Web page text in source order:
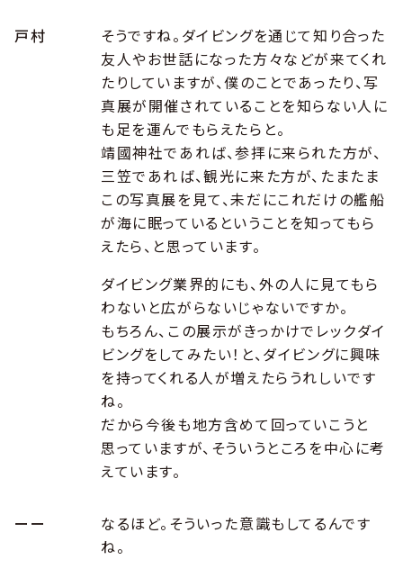
戸村
そうですね。ダイビングを通じて知り合った
友人やお世話になった方々などが来てくれ
たりしていますが、僕のことであったり、写
真展が開催されていることを知らない人に
も足を運んでもらえたらと。
靖國神社であれば、参拝に来られた方が、
三笠であれば、観光に来た方が、たまたま
この写真展を見て、未だにこれだけの艦船
が海に眠っているということを知ってもら
えたら、と思っています。
ダイビング業界的にも、外の人に見てもら
わないと広がらないじゃないですか。
もちろん、この展示がきっかけでレックダイ
ビングをしてみたい！と、ダイビングに興味
を持ってくれる人が増えたらうれしいです
ね。
だから今後も地方含めて回っていこうと
思っていますが、そういうところを中心に考
えています。
ーー
なるほど。そういった意識もしてるんです
ね。